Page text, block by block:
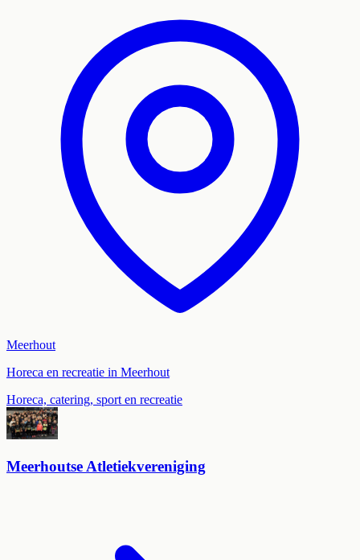
Meerhout
Horeca en recreatie in Meerhout
Horeca, catering, sport en recreatie
Meerhoutse Atletiekvereniging